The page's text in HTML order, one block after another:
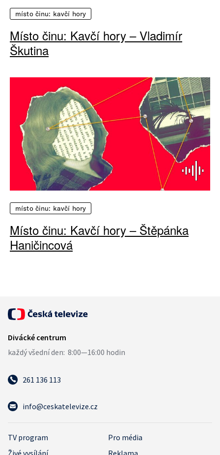
místo činu: kavčí hory
Místo činu: Kavčí hory – Vladimír
Škutina
místo činu: kavčí hory
Místo činu: Kavčí hory – Štěpánka
Haničincová
261 136 113
info@ceskatelevize.cz
TV program
Pro média
Živé vysílání
Reklama